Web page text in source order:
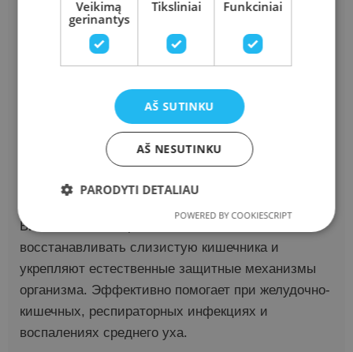
работоспособность; Особенно эффективно в
жидкой форме восстанавливает верхние
дыхательные пути после инфекций;
Польза для детей:Colostrum Alpha – отличный
выбор для детей благодаря легко усвояемой
жидкой форме, подходящей для ещё
Биоактивные вещества помогают
восстанавливать слизистую кишечника и
укрепляют естественные защитные механизмы
организма. Эффективно помогает при желудочно-
кишечных, респираторных инфекциях и
воспалениях среднего уха.
Veikimą
gerinantys
Tiksliniai Funkciniai
AŠ SUTINKU
AŠ NESUTINKU
PARODYTI DETALIAU
POWERED BY COOKIESCRIPT